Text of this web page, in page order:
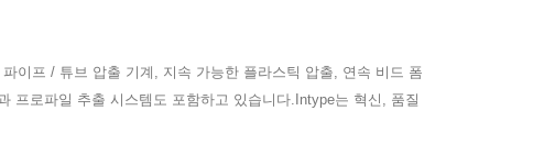
이프 / 튜브 압출 기계, 지속 가능한 플라스틱 압출, 연속 비드 폼
프로파일 추출 시스템도 포함하고 있습니다.Intype는 혁신, 품질